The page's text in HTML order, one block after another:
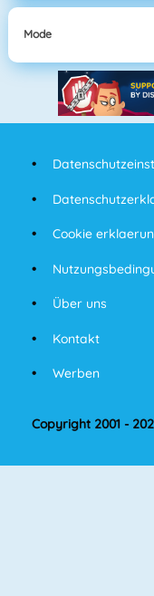
Mode
Cookie
Über uns
Kontakt
Werben
Copyright 2001 -